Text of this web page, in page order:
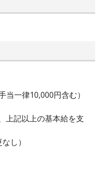
一律10,000円含む）
上記以上の基本給を支
し）